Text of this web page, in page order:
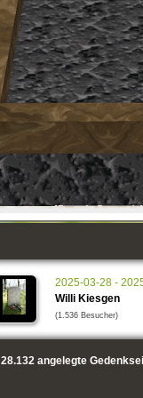
2025-03-28 -
Willi Kiesgen
(1.536 Besucher)
28.132angelegte